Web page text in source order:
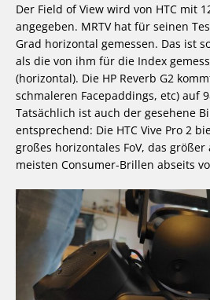
Der Field of View wird von HTC mit
angegeben. MRTV hat für seinen
Grad horizontal gemessen. Das ist
als die von ihm für die Index
(horizontal). Die HP Reverb G2
schmaleren Facepaddings, etc) auf
Tatsächlich ist auch der gesehene
entsprechend: Die HTC Vive Pro 2
großes horizontales FoV, das
meisten Consumer-Brillen abseits